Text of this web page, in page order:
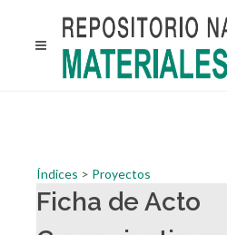
Índices > Proyectos
Ficha de Acto